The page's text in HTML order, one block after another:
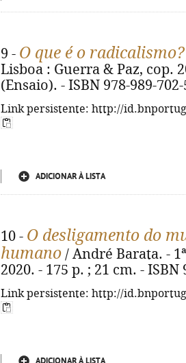
9 - O que é o radicalismo?
Lisboa : Guerra & Paz, cop.
(Ensaio). - ISBN 978-989-
Link persistente: http://
ADICIONAR À LISTA
10 - O desligamento do
humano / André Barata. -
2020. - 175 p. ; 21 cm. - ISBN
Link persistente: http://
ADICIONAR À LISTA